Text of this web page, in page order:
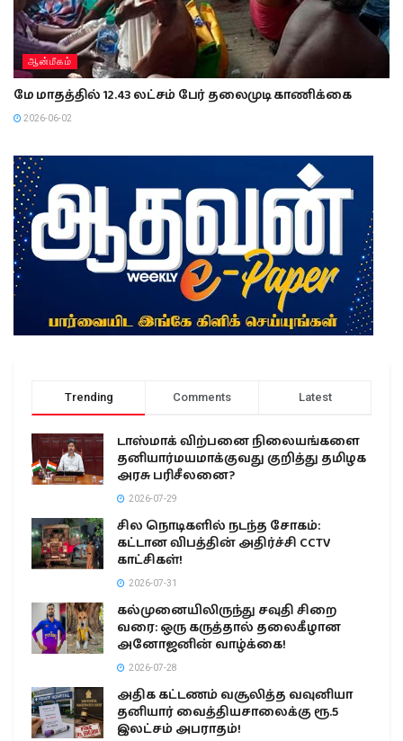
ஆன்மீகம்
மே மாதத்தில் 12.43 லட்சம் பேர் தலைமுடி காணிக்கை
2026-06-02
Trending Comments Latest
டாஸ்மாக் விற்பனை நிலையங்களை
தனியார்மயமாக்குவது குறித்து தமிழக
அரசு பரிசீலனை?
2026-07-29
சில நொடிகளில் நடந்த சோகம்:
கட்டான விபத்தின் அதிர்ச்சி CCTV
காட்சிகள்!
2026-07-31
கல்முனையிலிருந்து சவுதி சிறை
வரை: ஒரு கருத்தால் தலைகீழான
அனோஜனின் வாழ்க்கை!
2026-07-28
அதிக கட்டணம் வசூலித்த வவுனியா
தனியார் வைத்தியசாலைக்கு ரூ.5
இலட்சம் அபராதம்!